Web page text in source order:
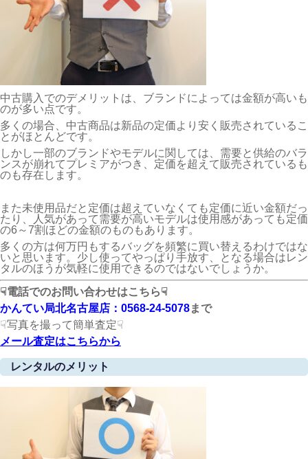
中古購入でのデメリットは、ブランドによっては金額が高いも
のが多い点です。
多くの場合、中古商品は新品の定価より安く販売されているこ
とがほとんどです。
しかし一部のブランドやモデルに関しては、需要と供給のバラ
ンスが崩れてプレミアがつき、定価を超えて販売されているも
のも存在します。
また未使用品だと定価は超えていなくても定価に近い金額だっ
たり、人気があって需要が高いモデルは使用感があっても定価
の6～7割ほどの金額のものもあります。
多くの方は何万円もするバッグを頻繁に買い替えるわけではな
いと思います。少し使ってやっぱり手放す、となる場合はレン
タルのほうが気軽に使用できるのではないでしょうか。
☟電話でのお問い合わせはこちら☟
かんてい局北名古屋店：0568-24-5078まで
☟写真を撮って簡単査定☟
メール査定はこちらから
レンタルのメリット